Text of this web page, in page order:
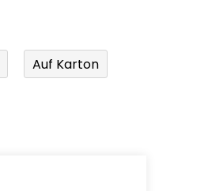
Auf Karton